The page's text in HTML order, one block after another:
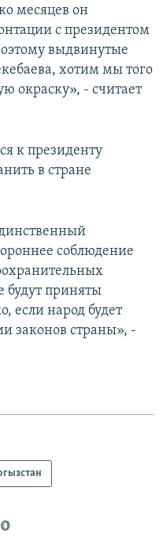
месяцев он
с президентом
выдвинутые
хотим мы того
окраску», - считает
к президенту
в стране
соблюдение
будут приняты
если народ будет
законов страны», -